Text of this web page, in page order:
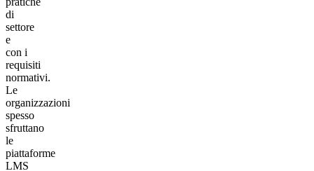
di
settore
e
con i
requisiti
normativi.
Le
organizzazioni
spesso
sfruttano
le
piattaforme
LMS